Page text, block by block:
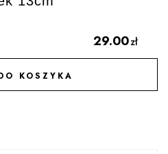
29.00zł
KOSZYKA
ULUBIONYCH